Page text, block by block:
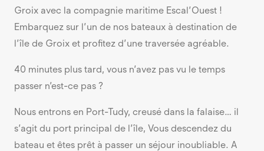
Groix avec la compagnie maritime Escal’Ouest !
Embarquez sur l’un de nos bateaux à destination de
l’île de Groix et profitez d’une traversée agréable.
40 minutes plus tard, vous n’avez pas vu le temps
passer n’est-ce pas ?
Nous entrons en Port-Tudy, creusé dans la falaise… il
s’agit du port principal de l’île, Vous descendez du
bateau et êtes prêt à passer un séjour inoubliable. A